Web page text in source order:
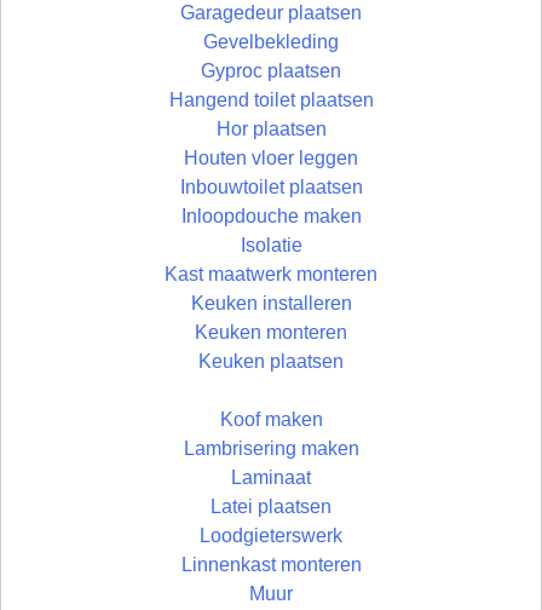
Garagedeur plaatsen
Gevelbekleding
Gyproc plaatsen
Hangend toilet plaatsen
Hor plaatsen
Houten vloer leggen
Inbouwtoilet plaatsen
Inloopdouche maken
Isolatie
Kast maatwerk monteren
Keuken installeren
Keuken monteren
Keuken plaatsen
Koof maken
Lambrisering maken
Laminaat
Latei plaatsen
Loodgieterswerk
Linnenkast monteren
Muur